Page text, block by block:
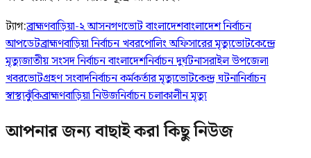
ট্যাগ:ব্রাহ্মণবাড়িয়া-২ আসনগণভোট বাংলাদেশবাংলাদেশ নির্বাচন
আপডেটব্রাহ্মণবাড়িয়া নির্বাচন খবরপোলিং অফিসারের মৃত্যুভোটকেন্দ্রে
মৃত্যুজাতীয় সংসদ নির্বাচন বাংলাদেশনির্বাচন দুর্ঘটনাসরাইল উপজেলা
খবরভোটগ্রহণ সংবাদনির্বাচন কর্মকর্তার মৃত্যুভোটকেন্দ্র ঘটনানির্বাচন
স্বাস্থ্যঝুঁকিব্রাহ্মণবাড়িয়া নিউজনির্বাচন চলাকালীন মৃত্যু
আপনার জন্য বাছাই করা কিছু নিউজ